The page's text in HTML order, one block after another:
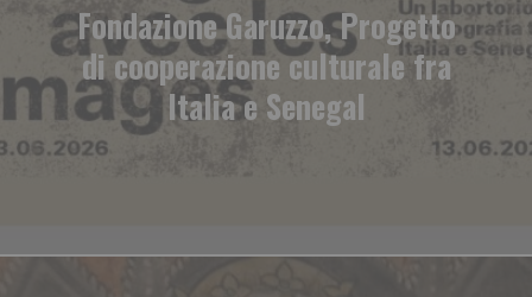
Fondazione Garuzzo, Progetto
di cooperazione culturale fra
Italia e Senegal